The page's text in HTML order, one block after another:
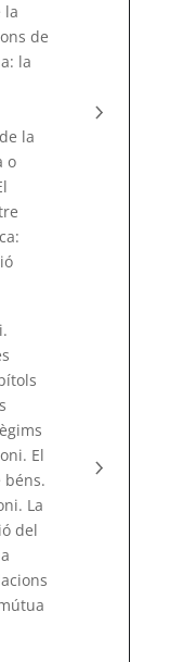
la
de
la
la
o
El
béns.
La
del